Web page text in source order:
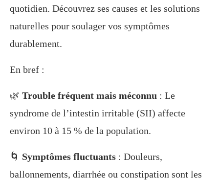
quotidien. Découvrez ses causes et les solutions
naturelles pour soulager vos symptômes
durablement.
En bref :
🌿 Trouble fréquent mais méconnu : Le
syndrome de l’intestin irritable (SII) affecte
environ 10 à 15 % de la population.
🌀 Symptômes fluctuants : Douleurs,
ballonnements, diarrhée ou constipation sont les